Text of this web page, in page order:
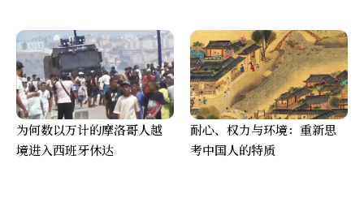
为何数以万计的摩洛哥人越
境进入西班牙休达
耐心、权力与环境：重新思
考中国人的特质